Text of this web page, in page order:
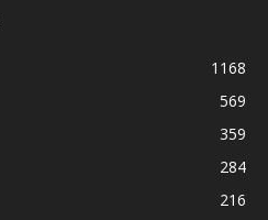
1168
569
359
284
216